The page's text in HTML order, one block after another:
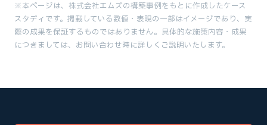
※本ページは、株式会社エムズの構築事例をもとに作成したケース
スタディです。掲載している数値・表現の一部はイメージであり、実
際の成果を保証するものではありません。具体的な施策内容・成果
につきましては、お問い合わせ時に詳しくご説明いたします。